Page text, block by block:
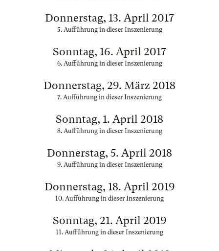
Donnerstag, 13. April 2017
5. Aufführung in dieser Inszenierung
Sonntag, 16. April 2017
6. Aufführung in dieser Inszenierung
Donnerstag, 29. März 2018
7. Aufführung in dieser Inszenierung
Sonntag, 1. April 2018
8. Aufführung in dieser Inszenierung
Donnerstag, 5. April 2018
9. Aufführung in dieser Inszenierung
Donnerstag, 18. April 2019
10. Aufführung in dieser Inszenierung
Sonntag, 21. April 2019
11. Aufführung in dieser Inszenierung